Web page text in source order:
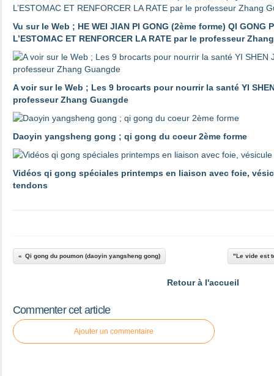
Vu sur le Web ; HE WEI JIAN PI GONG (2ème forme) QI GONG
L’ESTOMAC ET RENFORCER LA RATE par le professeur
A voir sur le Web ; Les 9 brocarts pour nourrir la santé YI
professeur Zhang Guangde
Daoyin yangsheng gong ; qi gong du coeur 2ème forme
Vidéos qi gong spéciales printemps en liaison avec foie,
tendons
Qi gong du poumon (daoyin yangsheng gong) "Le vide est
Retour à l'accueil
Commenter cet article
Ajouter un commentaire